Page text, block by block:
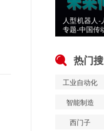
人型机器人
专题-中国传
热门
工业自动化
智能制造
西门子